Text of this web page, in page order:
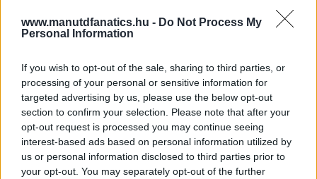
www.manutdfanatics.hu - Do Not Process My
Personal Information
If you wish to opt-out of the sale, sharing to third parties, or
processing of your personal or sensitive information for
targeted advertising by us, please use the below opt-out
section to confirm your selection. Please note that after your
opt-out request is processed you may continue seeing
interest-based ads based on personal information utilized by
us or personal information disclosed to third parties prior to
your opt-out. You may separately opt-out of the further